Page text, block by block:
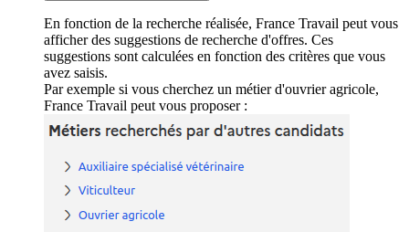
En fonction de la recherche réalisée, France Travail peut vous
afficher des suggestions de recherche d'offres. Ces
suggestions sont calculées en fonction des critères que vous
avez saisis.
Par exemple si vous cherchez un métier d'ouvrier agricole,
France Travail peut vous proposer :